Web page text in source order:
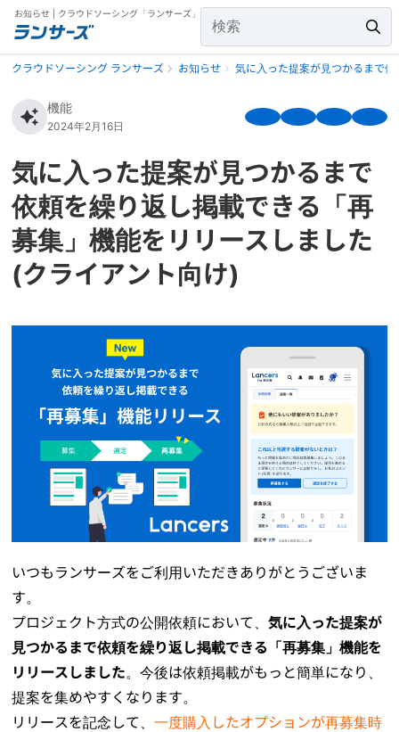
お知らせ | クラウドソーシング「ランサーズ」
クラウドソーシング ランサーズ お知らせ 気に入った提案が見つかるまで
機能
2024年2月16日
気に入った提案が見つかるまで
依頼を繰り返し掲載できる「再
募集」機能をリリースしました
(クライアント向け)
いつもランサーズをご利用いただきありがとうございま
す。
プロジェクト方式の公開依頼において、気に入った提案が
見つかるまで依頼を繰り返し掲載できる「再募集」機能を
リリースしました。今後は依頼掲載がもっと簡単になり、
提案を集めやすくなります。
リリースを記念して、一度購入したオプションが再募集時